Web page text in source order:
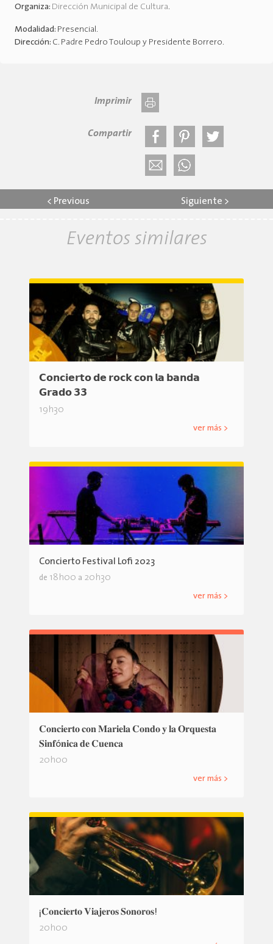
Organiza: Dirección Municipal de Cultura.
Modalidad: Presencial.
Dirección: C. Padre Pedro Touloup y Presidente Borrero.
Imprimir
Compartir
< Previous Siguiente >
Eventos similares
𝗖𝗼𝗻𝗰𝗶𝗲𝗿𝘁𝗼 𝗱𝗲 𝗿𝗼𝗰𝗸 𝗰𝗼𝗻 𝗹𝗮 𝗯𝗮𝗻𝗱𝗮
𝗚𝗿𝗮𝗱𝗼 𝟯𝟯
19h30
ver más >
Concierto Festival Lofi 2023
de 18h00 a 20h30
ver más >
𝐂𝐨𝐧𝐜𝐢𝐞𝐫𝐭𝐨 𝐜𝐨𝐧 𝐌𝐚𝐫𝐢𝐞𝐥𝐚 𝐂𝐨𝐧𝐝𝐨 𝐲 𝐥𝐚 𝐎𝐫𝐪𝐮𝐞𝐬𝐭𝐚
𝐒𝐢𝐧𝐟ó𝐧𝐢𝐜𝐚 𝐝𝐞 𝐂𝐮𝐞𝐧𝐜𝐚
20h00
ver más >
¡𝐂𝐨𝐧𝐜𝐢𝐞𝐫𝐭𝐨 𝐕𝐢𝐚𝐣𝐞𝐫𝐨𝐬 𝐒𝐨𝐧𝐨𝐫𝐨𝐬!
20h00